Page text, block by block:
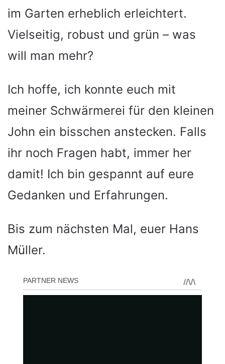
im Garten erheblich erleichtert.
Vielseitig, robust und grün – was
will man mehr?
Ich hoffe, ich konnte euch mit
meiner Schwärmerei für den kleinen
John ein bisschen anstecken. Falls
ihr noch Fragen habt, immer her
damit! Ich bin gespannt auf eure
Gedanken und Erfahrungen.
Bis zum nächsten Mal, euer Hans
Müller.